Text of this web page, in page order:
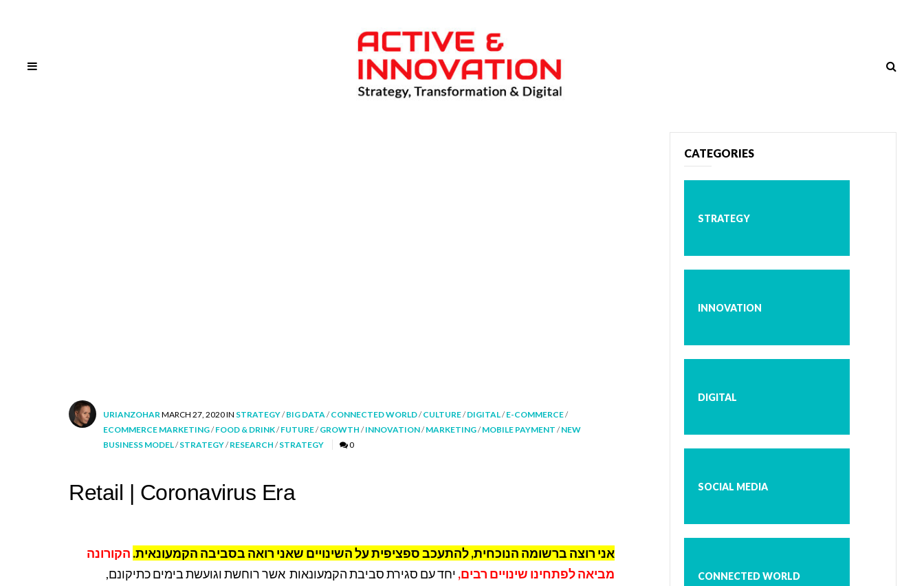
POSTED
BY
URIANZOHARMARCH 27, 2020IN POSTED
IN
STRATEGY/ BIG DATA/ CONNECTED WORLD/ CULTURE/ DIGITAL/ E-COMMERCE/
ECOMMERCE MARKETING/ FOOD & DRINK/ FUTURE/ GROWTH / INNOVATION/ MARKETING/ MOBILE PAYMENT / NEW
BUSINESS MODEL/ STRATEGY/ RESEARCH / STRATEGY 0
Retail | Coronavirus Era
אני רוצה ברשומה הנוכחית, להתעכב ספציפית על השינויים שאני רואה בסביבה הקמעונאית. הקורונה
מביאה לפתחינו שינויים רבים, יחד עם סגירת סביבת הקמעונאות אשר רוחשת וגועשת בימים כתיקונם,
CATEGORIES
STRATEGY
INNOVATION
DIGITAL
SOCIAL MEDIA
CONNECTED WORLD